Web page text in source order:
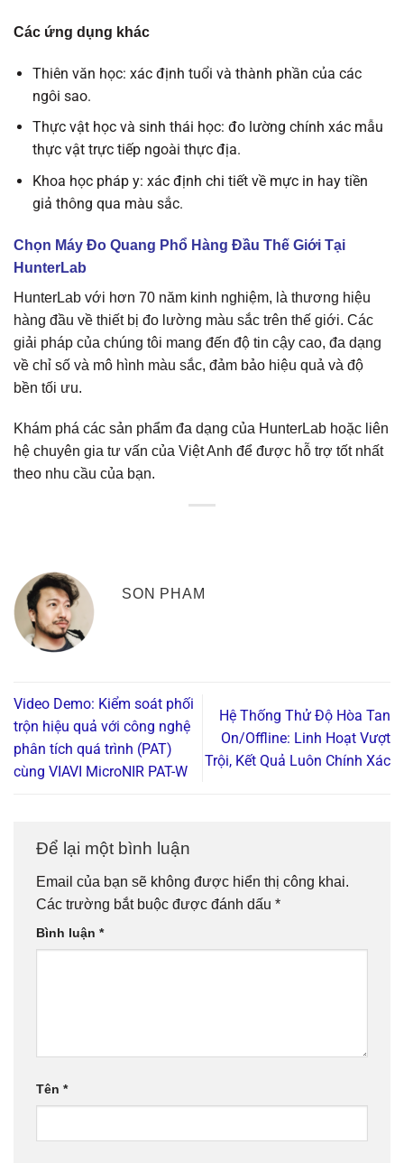
Các ứng dụng khác
Thiên văn học: xác định tuổi và thành phần của các
ngôi sao.
Thực vật học và sinh thái học: đo lường chính xác mẫu
thực vật trực tiếp ngoài thực địa.
Khoa học pháp y: xác định chi tiết về mực in hay tiền
giả thông qua màu sắc.
Chọn Máy Đo Quang Phổ Hàng Đầu Thế Giới Tại
HunterLab
HunterLab với hơn 70 năm kinh nghiệm, là thương hiệu
hàng đầu về thiết bị đo lường màu sắc trên thế giới. Các
giải pháp của chúng tôi mang đến độ tin cậy cao, đa dạng
về chỉ số và mô hình màu sắc, đảm bảo hiệu quả và độ
bền tối ưu.
Khám phá các sản phẩm đa dạng của HunterLab hoặc liên
hệ chuyên gia tư vấn của Việt Anh để được hỗ trợ tốt nhất
theo nhu cầu của bạn.
SON PHAM
Video Demo: Kiểm soát phối
trộn hiệu quả với công nghệ
phân tích quá trình (PAT)
cùng VIAVI MicroNIR PAT-W
Hệ Thống Thử Độ Hòa Tan
On/Offline: Linh Hoạt Vượt
Trội, Kết Quả Luôn Chính Xác
Để lại một bình luận
Email của bạn sẽ không được hiển thị công khai.
Các trường bắt buộc được đánh dấu *
Bình luận *
Tên *